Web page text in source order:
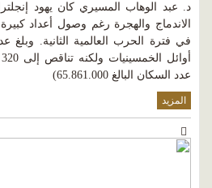
د. عبد الوهاب المسيري كان يهود
الاندماج والهجرة رغم وصول أعداد كبيرة
عدد السكان البالغ 65.861.000)
المزيد